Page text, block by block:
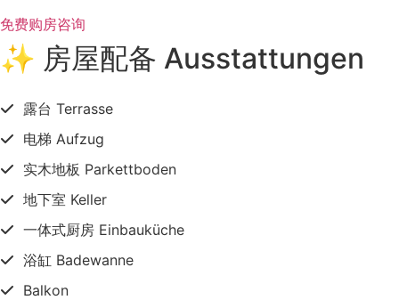
免费购房咨询
✨ 房屋配备 Ausstattungen
露台 Terrasse
电梯 Aufzug
实木地板 Parkettboden
地下室 Keller
一体式厨房 Einbauküche
浴缸 Badewanne
Balkon